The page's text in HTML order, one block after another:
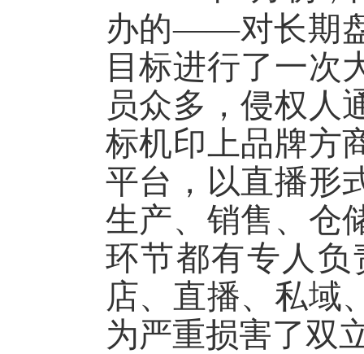
办的——对长期
目标进行了一次
员众多，侵权人
标机印上品牌方
平台，以直播形
生产、销售、仓
环节都有专人
店、直播、私域
为严重损害了双